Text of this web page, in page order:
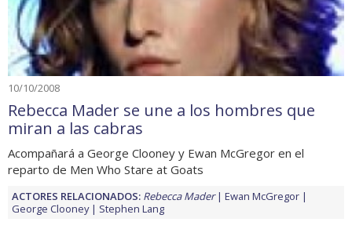
10/10/2008
Rebecca Mader se une a los hombres que
miran a las cabras
Acompañará a George Clooney y Ewan McGregor en el
reparto de Men Who Stare at Goats
ACTORES RELACIONADOS: Rebecca Mader
Ewan McGregor
George Clooney
Stephen Lang